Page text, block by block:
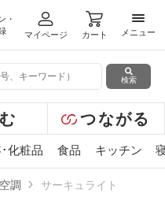
・
マイページ カート
メニ
メニュー
検索
つながる
化粧品 食品 キッチン
空調 サーキュライト